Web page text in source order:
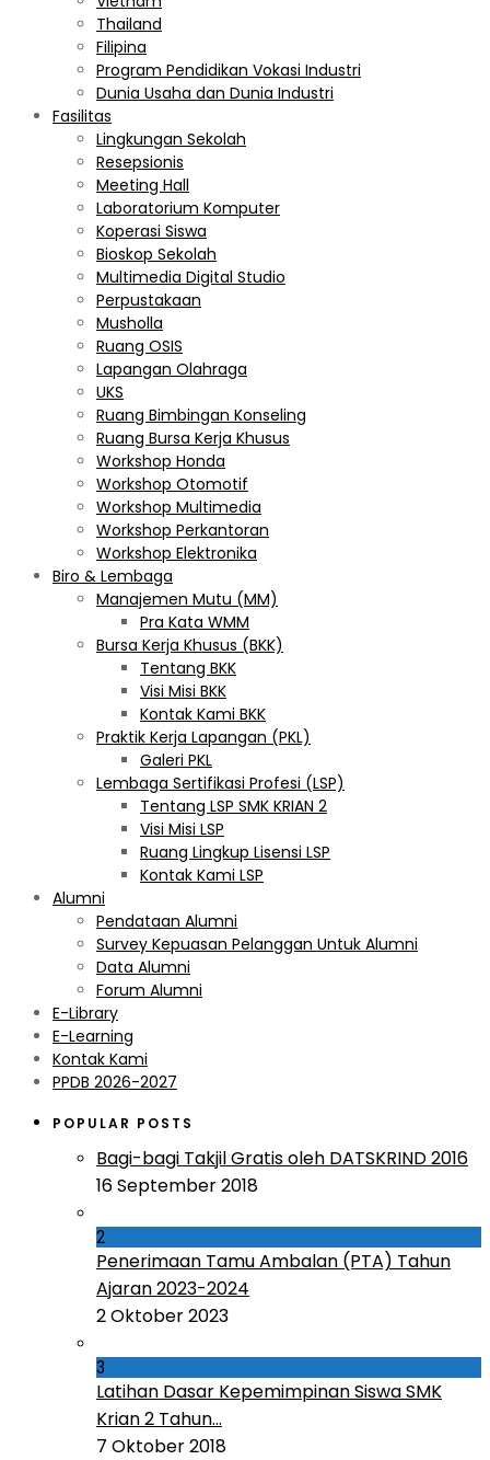
Thailand
Filipina
Program Pendidikan Vokasi Industri
Dunia Usaha dan Dunia Industri
Fasilitas
Lingkungan Sekolah
Resepsionis
Meeting Hall
Laboratorium Komputer
Koperasi Siswa
Bioskop Sekolah
Multimedia Digital Studio
Perpustakaan
Musholla
Ruang OSIS
Lapangan Olahraga
UKS
Ruang Bimbingan Konseling
Ruang Bursa Kerja Khusus
Workshop Honda
Workshop Otomotif
Workshop Multimedia
Workshop Perkantoran
Workshop Elektronika
Biro & Lembaga
Manajemen Mutu (MM)
Pra Kata WMM
Bursa Kerja Khusus (BKK)
Tentang BKK
Visi Misi BKK
Kontak Kami BKK
Praktik Kerja Lapangan (PKL)
Galeri PKL
Lembaga Sertifikasi Profesi (LSP)
Tentang LSP SMK KRIAN 2
Visi Misi LSP
Ruang Lingkup Lisensi LSP
Kontak Kami LSP
Alumni
Pendataan Alumni
Survey Kepuasan Pelanggan Untuk Alumni
Data Alumni
Forum Alumni
E-Library
E-Learning
Kontak Kami
PPDB 2026-2027
POPULAR POSTS
Bagi-bagi Takjil Gratis oleh DATSKRIND 2016
16 September 2018
2
Penerimaan Tamu Ambalan (PTA) Tahun
Ajaran 2023-2024
2 Oktober 2023
3
Latihan Dasar Kepemimpinan Siswa SMK
Krian 2 Tahun...
7 Oktober 2018